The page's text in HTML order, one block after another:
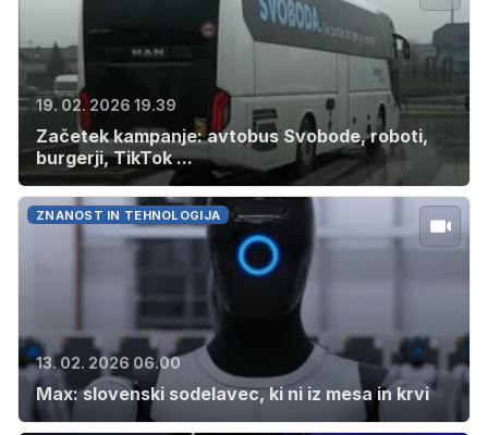
19. 02. 2026 19.39
Začetek kampanje: avtobus Svobode, roboti,
burgerji, TikTok ...
ZNANOST IN TEHNOLOGIJA
13. 02. 2026 06.00
Max: slovenski sodelavec, ki ni iz mesa in krvi